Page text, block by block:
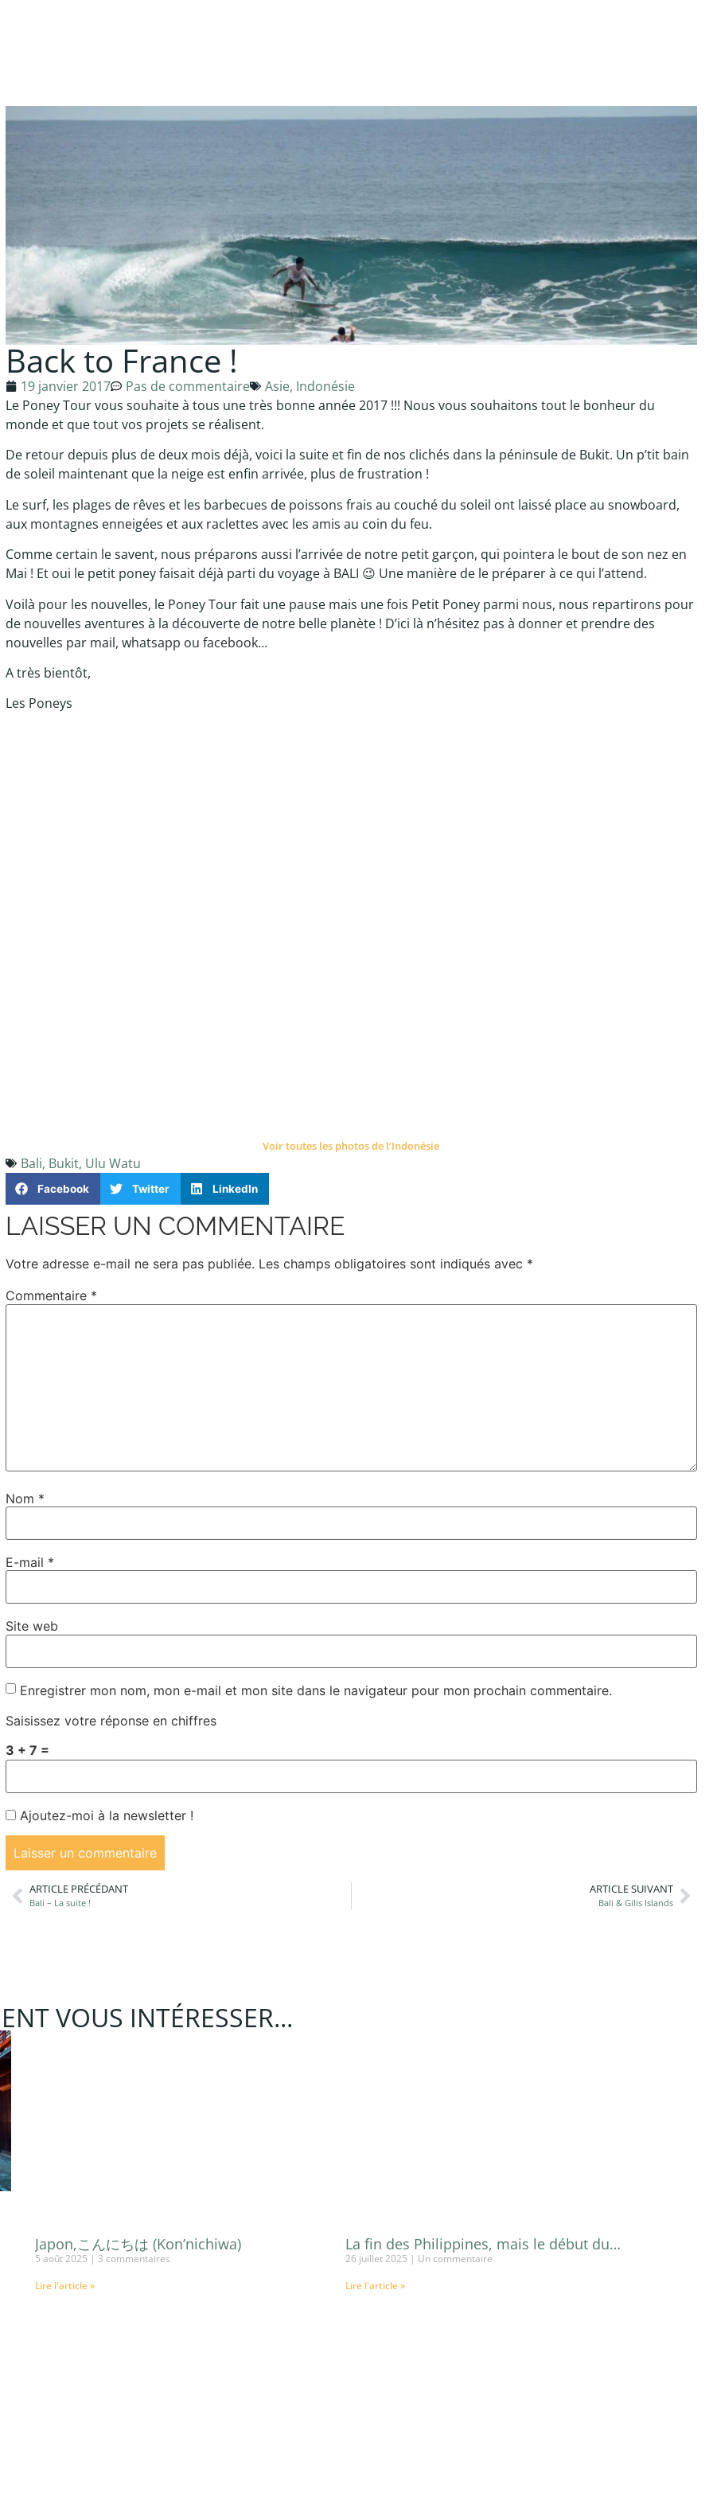
Back to France !
19 janvier 2017 Pas de commentaire Asie, Indonésie
Le Poney Tour vous souhaite à tous une très bonne année 2017 !!! Nous vous souhaitons tout le bonheur du
monde et que tout vos projets se réalisent.
De retour depuis plus de deux mois déjà, voici la suite et fin de nos clichés dans la péninsule de Bukit. Un p’tit bain
de soleil maintenant que la neige est enfin arrivée, plus de frustration !
Le surf, les plages de rêves et les barbecues de poissons frais au couché du soleil ont laissé place au snowboard,
aux montagnes enneigées et aux raclettes avec les amis au coin du feu.
Comme certain le savent, nous préparons aussi l’arrivée de notre petit garçon, qui pointera le bout de son nez en
Mai ! Et oui le petit poney faisait déjà parti du voyage à BALI 😉 Une manière de le préparer à ce qui l’attend.
Voilà pour les nouvelles, le Poney Tour fait une pause mais une fois Petit Poney parmi nous, nous repartirons pour
de nouvelles aventures à la découverte de notre belle planète ! D’ici là n’hésitez pas à donner et prendre des
nouvelles par mail, whatsapp ou facebook…
A très bientôt,
Les Poneys
Voir toutes les photos de l’Indonésie
Bali, Bukit, Ulu Watu
Facebook Twitter LinkedIn
LAISSER UN COMMENTAIRE
Votre adresse e-mail ne sera pas publiée. Les champs obligatoires sont indiqués avec *
Commentaire *
Nom *
E-mail *
Site web
Enregistrer mon nom, mon e-mail et mon site dans le navigateur pour mon prochain commentaire.
Saisissez votre réponse en chiffres
3 + 7 =
Ajoutez-moi à la newsletter !
ARTICLE PRÉCÉDANT
Bali – La suite !
ARTICLE SUIVANT
Bali & Gilis Islands
VOUS INTÉRESSER...
Japon,こんにちは (Kon’nichiwa)
5 août 2025
3 commentaires
Lire l'article »
La fin des Philippines, mais le début du…
26 juillet 2025
Un commentaire
Lire l'article »